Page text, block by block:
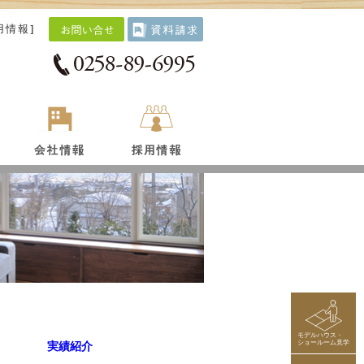
情報 ]
モデルハウス・
ショールーム見学
実績紹介